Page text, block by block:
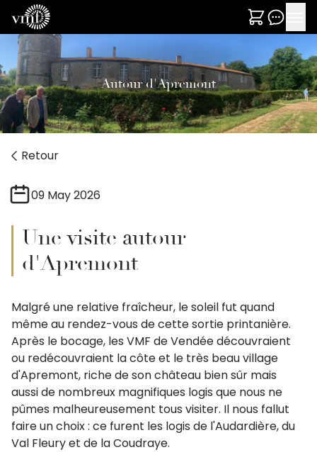
Autour d'Apremont
Retour
09 May 2026
Une visite autour
d'Apremont
Malgré une relative fraîcheur, le soleil fut quand
même au rendez-vous de cette sortie printanière.
Après le bocage, les VMF de Vendée découvraient
ou redécouvraient la côte et le très beau village
d'Apremont, riche de son château bien sûr mais
aussi de nombreux magnifiques logis que nous ne
pûmes malheureusement tous visiter. Il nous fallut
faire un choix : ce furent les logis de l'Audardière, du
Val Fleury et de la Coudraye.